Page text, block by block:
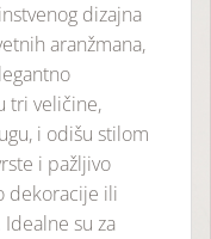
dizajna
aranžmana,
tri veličine,
i odišu stilom
i pažljivo
dekoracije ili
su za